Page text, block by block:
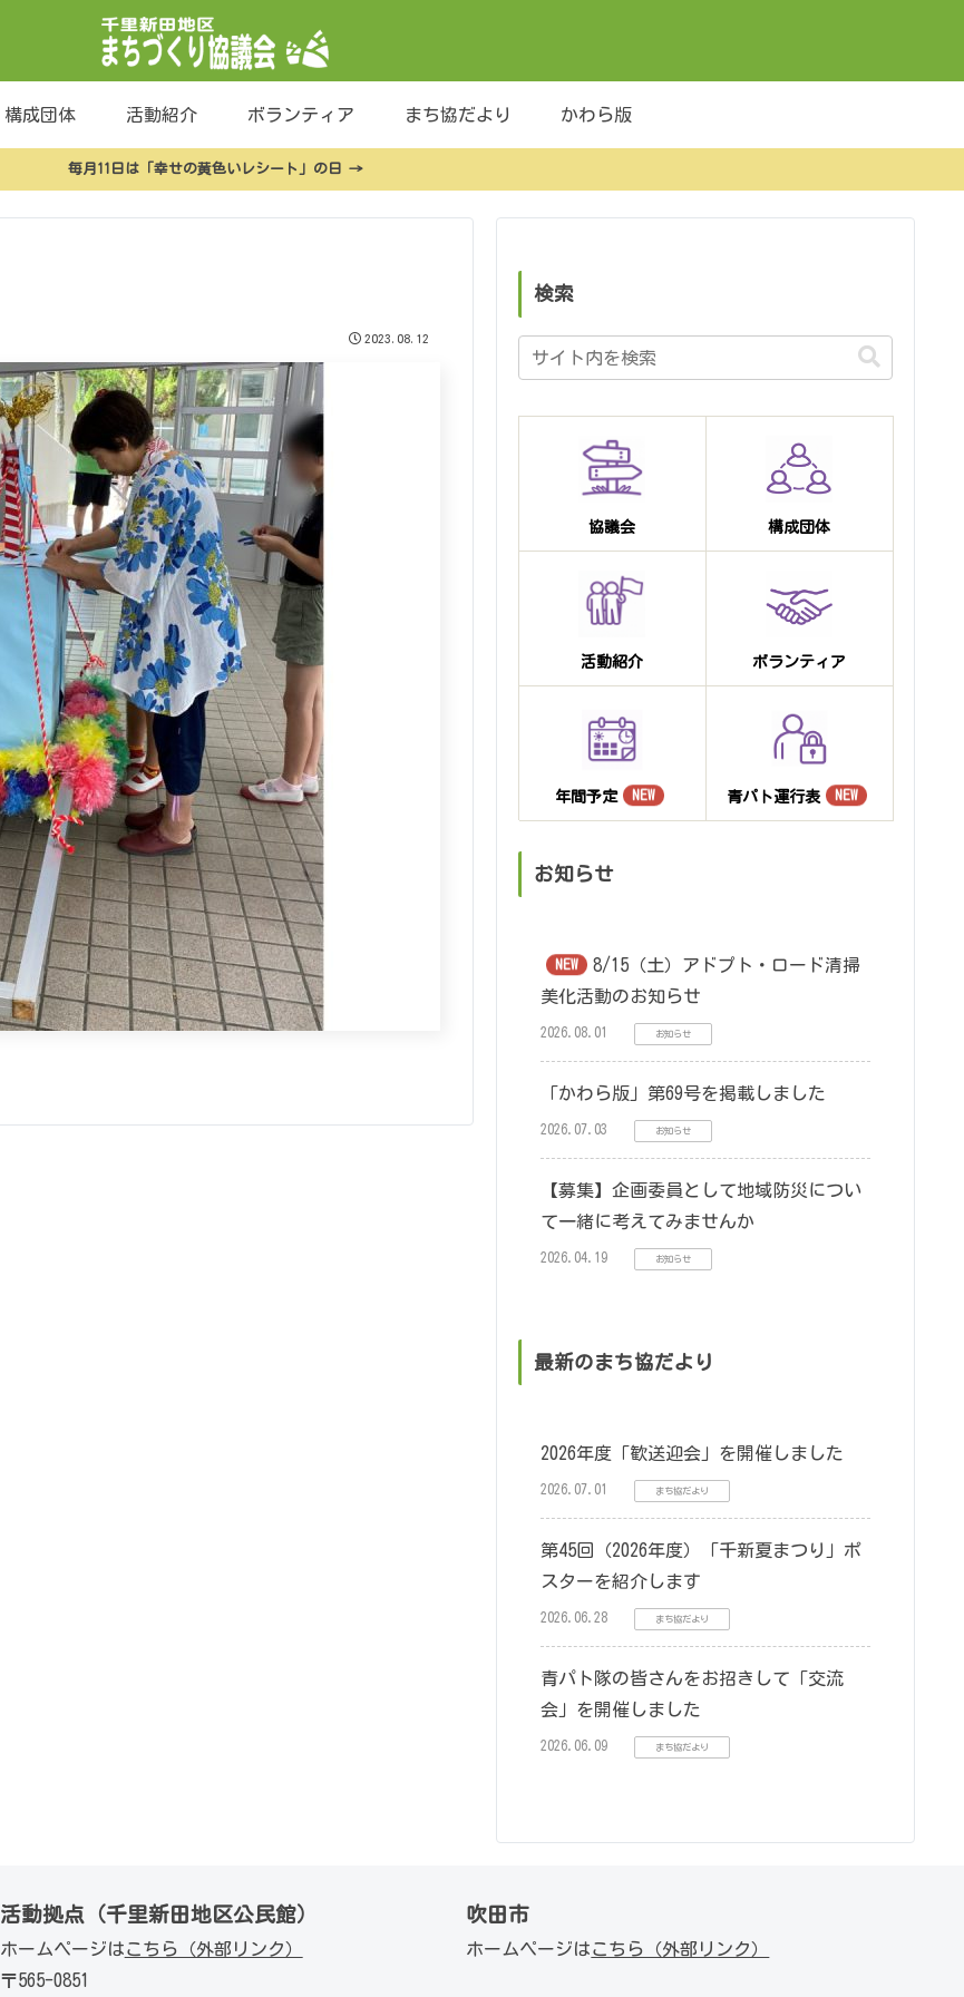
構成団体 活動紹介 ボランティア まち協だより かわら版
毎月11日は「幸せの黄色いレシート」の日 →
2023.08.12
検索
協議会 構成団体
活動紹介 ボランティア
年間予定 NEW 青パト運行表 NEW
お知らせ
NEW
8/15（土）アドプト・ロード清掃
美化活動のお知らせ
2026.08.01 お知らせ
「かわら版」第69号を掲載しました
2026.07.03 お知らせ
【募集】企画委員として地域防災につい
て一緒に考えてみませんか
2026.04.19 お知らせ
最新のまち協だより
2026年度「歓送迎会」を開催しました
2026.07.01 まち協だより
第45回（2026年度）「千新夏まつり」ポ
スターを紹介します
2026.06.28 まち協だより
青パト隊の皆さんをお招きして「交流
会」を開催しました
2026.06.09 まち協だより
活動拠点（千里新田地区公民館）
ホームページはこちら（外部リンク）
〒565-0851
吹田市
ホームページはこちら（外部リンク）